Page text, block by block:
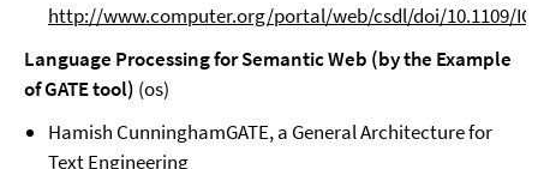
http://www.computer.org/portal/web/csdl/doi/10.1109/
Language Processing for Semantic Web (by the Example
of GATE tool) (os)
Hamish CunninghamGATE, a General Architecture for
Text Engineering